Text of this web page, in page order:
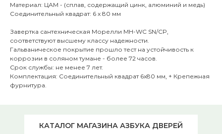
Материал: ЦАМ - (сплав, содержащий цинк, алюминий и медь)
Соединительный квадрат: 6 x 80 мм
Завертка сантехническая Морелли MH-WC SN/CP,
соответствуют высшему классу надежности.
Гальваническое покрытие прошло тест на устойчивость к
коррозии в соляном тумане - более 72 часов.
Срок службы: не менее 7 лет.
Комплектация: Соединительный квадрат 6x80 мм, + Крепежная
фурнитура.
КАТАЛОГ МАГАЗИНА АЗБУКА ДВЕРЕЙ